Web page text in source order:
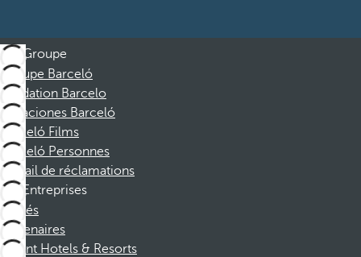
Groupe
Groupe Barceló
Fondation Barcelo
Vacaciones Barceló
Barceló Films
Barceló Personnes
Portail de réclamations
Entreprises
Affiliés
Partenaires
Dorint Hotels & Resorts